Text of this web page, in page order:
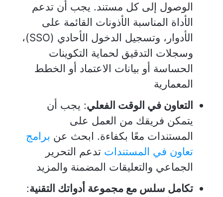
الوصول إلى كل مستند. يجب أن تدعم
الأداة المناسبة الأذونات القائمة على
الأدوار، وتسجيل الدخول الأحادي (SSO)،
وسجلات التدقيق لحماية التكوينات
الحساسة أو بيانات الاعتماد أو الخطط
المعمارية
التعاون في الوقت الفعلي: يجب أن
يتمكن فريقك من العمل على
المستندات معًا بكفاءة. ابحث عن برامج
تعاون في المستندات تدعم التحرير
الجماعي والتعليقات المضمنة والمزيد
تكامل سلس مع مجموعة أدواتك التقنية: